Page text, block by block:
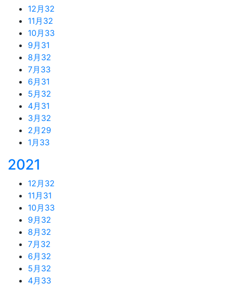
12月 32
11月 32
10月 33
9月 31
8月 32
7月 33
6月 31
5月 32
4月 31
3月 32
2月 29
1月 33
2021
12月 32
11月 31
10月 33
9月 32
8月 32
7月 32
6月 32
5月 32
4月 33